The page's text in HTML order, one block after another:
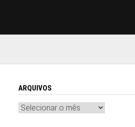
ARQUIVOS
Arquivos